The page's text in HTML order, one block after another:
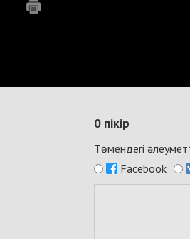
0 пікір
Төмендегі
Facebook